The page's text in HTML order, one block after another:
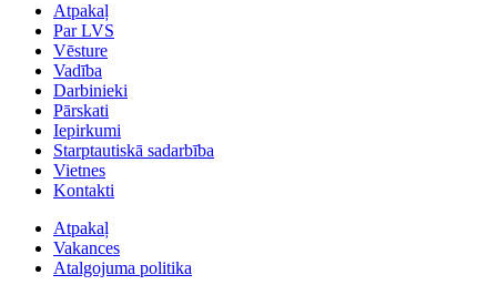
Atpakaļ
Par LVS
Vēsture
Vadība
Darbinieki
Pārskati
Iepirkumi
Starptautiskā sadarbība
Vietnes
Kontakti
Atpakaļ
Vakances
Atalgojuma politika